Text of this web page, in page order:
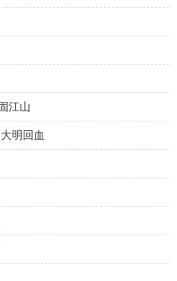
江山
明回血